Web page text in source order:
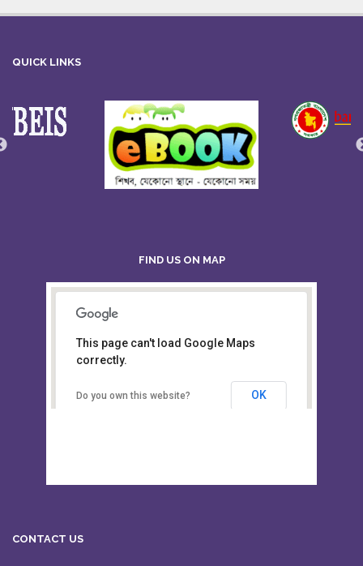
QUICK LINKS
FIND US ON MAP
Board of Intermediate &
Secondary Education, Alampur,
This page can't load Google Maps
correctly.
Do you own this website? OK
CONTACT US